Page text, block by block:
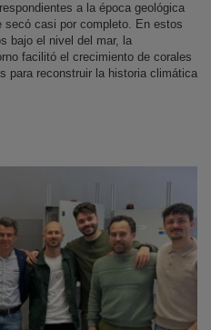
a la época geológica
secó casi por completo. En estos
bajo el nivel del mar, la
facilitó el crecimiento de corales
para reconstruir la historia climática